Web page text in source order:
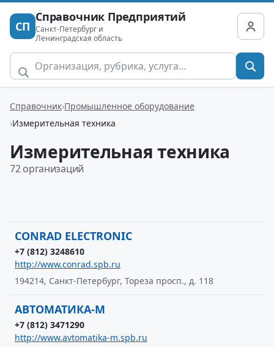
СП
Справочник Предприятий
Санкт-Петербург и
Ленинградская область
Справочник Промышленное оборудование
Измерительная техника
Измерительная техника
72 организаций
CONRAD ELECTRONIC
+7 (812) 3248610
http://www.conrad.spb.ru
194214, Санкт-Петербург, Тореза просп., д. 118
АВТОМАТИКА-М
+7 (812) 3471290
http://www.avtomatika-m.spb.ru